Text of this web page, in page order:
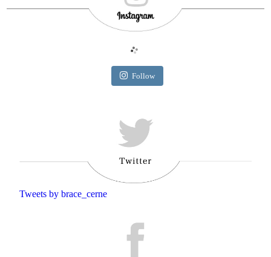
Follow
Tweets by brace_cerne